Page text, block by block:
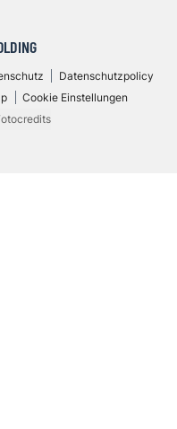
Datenschutzpolicy
Cookie Einstellungen